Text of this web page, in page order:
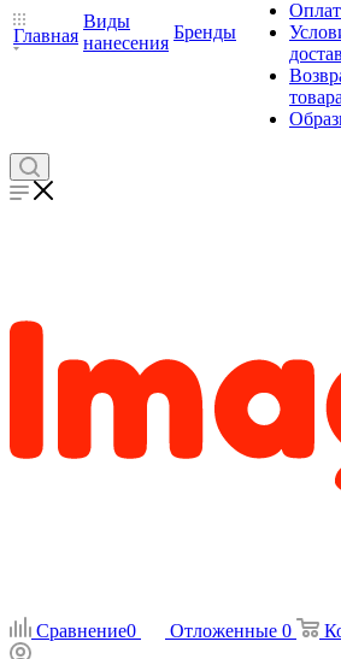
Главная
Виды
нанесения
Бренды
товара
Сравнение0 Отложенные 0